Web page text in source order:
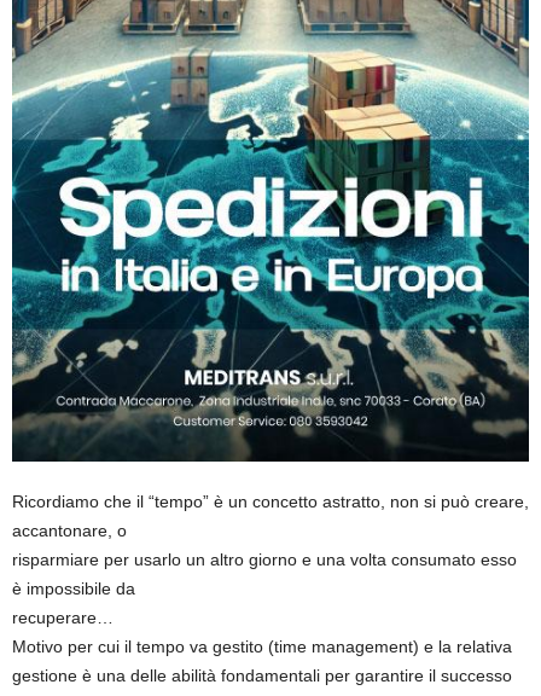
Ricordiamo che il “tempo” è un concetto astratto, non si può creare,
accantonare, o
risparmiare per usarlo un altro giorno e una volta consumato esso
è impossibile da
recuperare…
Motivo per cui il tempo va gestito (time management) e la relativa
gestione è una delle abilità fondamentali per garantire il successo